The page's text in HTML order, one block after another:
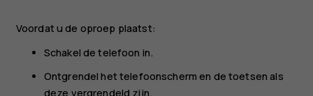
Voordat u de oproep plaatst:
Schakel de telefoon in.
Ontgrendel het telefoonscherm en de toetsen als
deze vergrendeld zijn.